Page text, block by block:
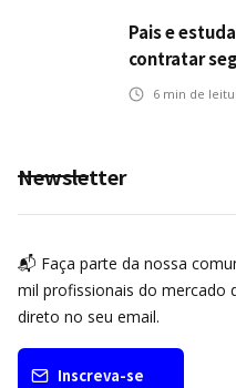
Pais e
contratar
dos estudos
6 min de
Newsletter
📬 Faça parte da nossa
mil profissionais do mercado
direto no seu email.
Inscreva-se